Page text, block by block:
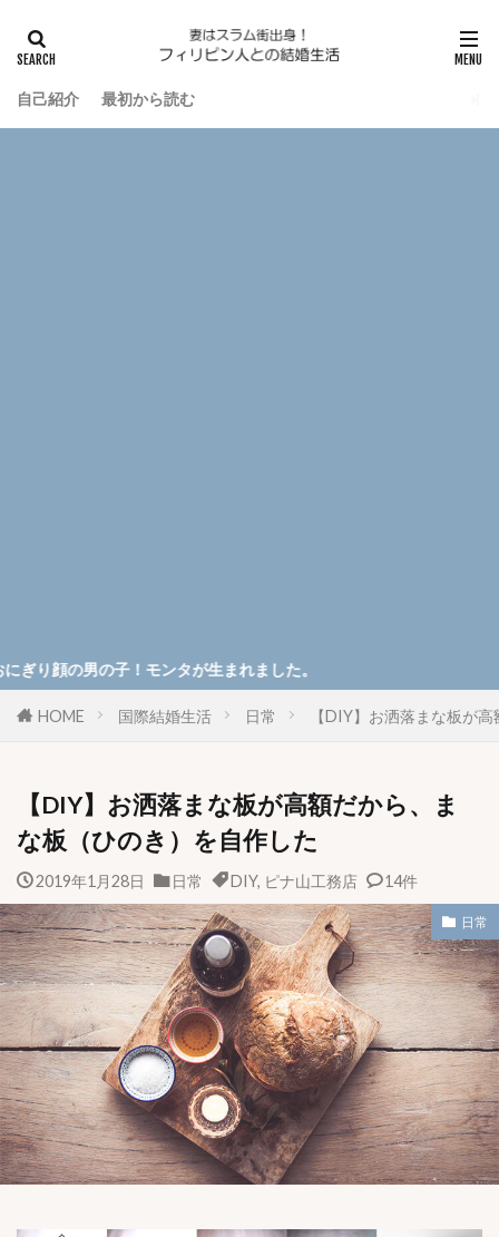
自己紹介 最初から読む
タが生まれました。
HOME 国際結婚生活 日常 【DIY】お洒落まな板が
【DIY】お洒落まな板が高額だから、ま
な板（ひのき）を自作した
2019年1月28日 日常 DIY, ピナ山工務店 14件
日常